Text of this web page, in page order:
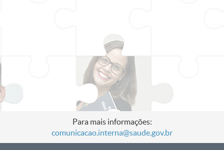
Para mais informações:
comunicacao.interna@saude.gov.br